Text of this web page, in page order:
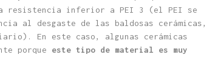
resistencia inferior a PEI 3 (el PEI se
al desgaste de las baldosas cerámicas,
En este caso, algunas cerámicas
porque este tipo de material es muy